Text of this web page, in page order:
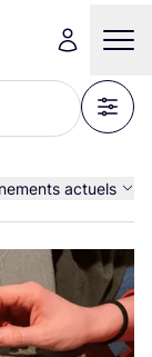
Filter
Événements actuels
les événements